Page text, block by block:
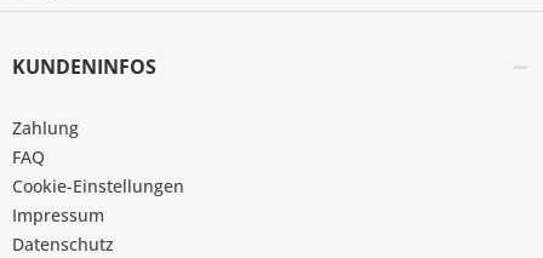
KUNDENINFOS
Zahlung
FAQ
Cookie-Einstellungen
Impressum
Datenschutz